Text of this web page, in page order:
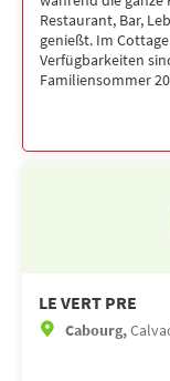
Restaurant, Bar,
genießt. Im
Verfügbarkeiten
Familiensommer
LE VERT PRE
Cabourg,